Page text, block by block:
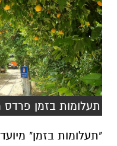
תעלומות בזמן פרדס
"תעלומות בזמן"